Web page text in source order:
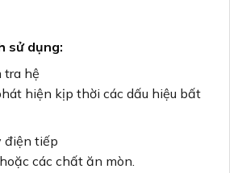
sử dụng:
tra hệ
hiện kịp thời các dấu hiệu bất
điện tiếp
các chất ăn mòn.